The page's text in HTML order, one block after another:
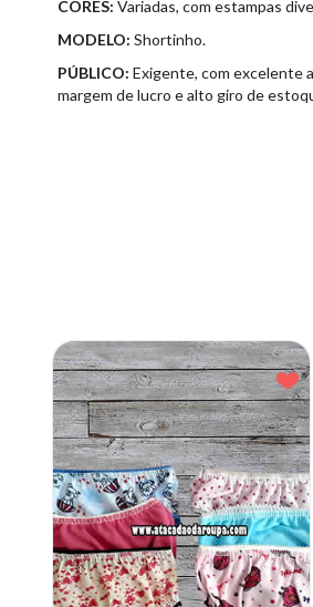
CORES: Variadas, com estampas
MODELO: Shortinho.
PÚBLICO: Exigente, com excelente
margem de lucro e alto giro de